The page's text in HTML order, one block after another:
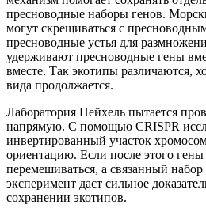
пресноводные наборы генов.
могут скрещиваться с
пресноводные устья для
удерживают пресноводные гены
вместе. Так экотипы различаются,
вида продолжается.
Лаборатория Пейхель пытается
напрямую. С помощью CRISPR
инвертированный участок
ориентацию. Если после этого гены
перемешиваться, а связанный
эксперимент даст сильное
сохранении экотипов.